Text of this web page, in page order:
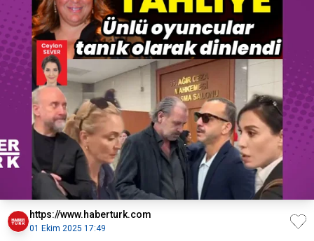
https://www.haberturk.com
01 Ekim 2025 17:49